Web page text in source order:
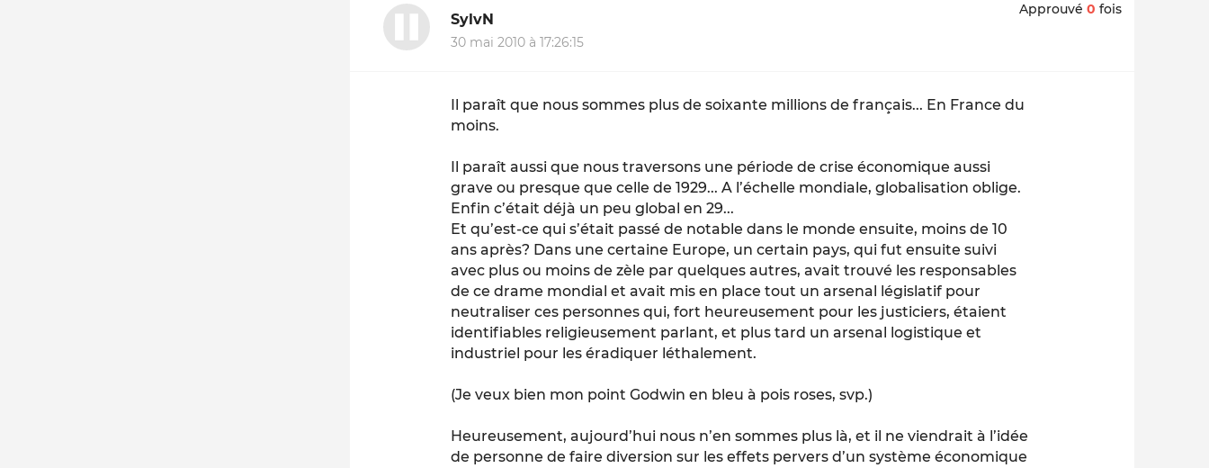
SylvN
30 mai 2010 à 17:26:15
Approuvé 0 fois
Il paraît que nous sommes plus de soixante millions de français... En France du
moins.
Il paraît aussi que nous traversons une période de crise économique aussi
grave ou presque que celle de 1929... A l’échelle mondiale, globalisation oblige.
Enfin c’était déjà un peu global en 29...
Et qu’est-ce qui s’était passé de notable dans le monde ensuite, moins de 10
ans après? Dans une certaine Europe, un certain pays, qui fut ensuite suivi
avec plus ou moins de zèle par quelques autres, avait trouvé les responsables
de ce drame mondial et avait mis en place tout un arsenal législatif pour
neutraliser ces personnes qui, fort heureusement pour les justiciers, étaient
identifiables religieusement parlant, et plus tard un arsenal logistique et
industriel pour les éradiquer léthalement.
(Je veux bien mon point Godwin en bleu à pois roses, svp.)
Heureusement, aujourd’hui nous n’en sommes plus là, et il ne viendrait à l’idée
de personne de faire diversion sur les effets pervers d’un système économique